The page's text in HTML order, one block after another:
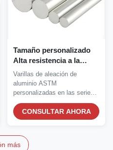
Tamaño personalizado
Alta resistencia a la
corrosión 6061 T6 varilla
de aleación de aluminio y
material redondo de
aluminio
Varillas de aleación de
aluminio ASTM
personalizadas en las series
6063, 6082, 6061, 6068,
5052,...
CONSULTAR AHORA
más